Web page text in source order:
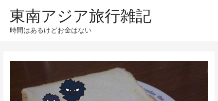
東南アジア旅行雑記
時間はあるけどお金はない